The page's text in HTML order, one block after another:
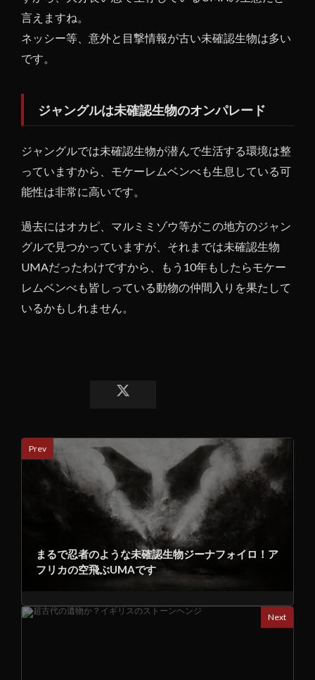
言えますね。
ネッシー等、意外と目撃情報が古い未確認生物は多い
です。
ジャングルは未確認生物のオンパレード
ジャングルでは未確認生物が潜んで生活する環境は整
っていますから、モケーレムベンべも生息している可
能性は非常に高いです。
過去にはオカピ、マルミミゾウ等がこの地方のジャン
グルで見つかっていますが、それまでは未確認生物
UMAだったわけですから、もう10年もしたらモケー
レムベンべも皆しっている動物の仲間入りを果たして
いるかもしれません。
Prev
まるで忍者のような未確認生物ジーナフォイロ！ア
フリカの空飛ぶUMAです
Next